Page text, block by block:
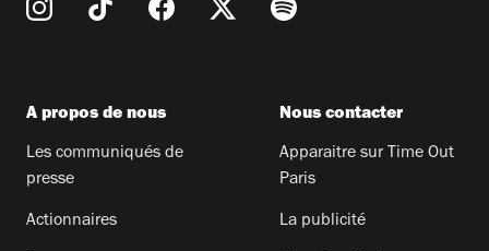
A propos de nous
Les communiqués de
presse
Actionnaires
Nous contacter
Apparaitre sur Time Out
Paris
La publicité